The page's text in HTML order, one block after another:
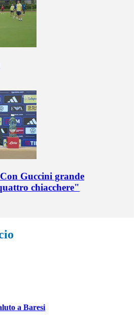
Guccini grande
chiacchere"
a Baresi